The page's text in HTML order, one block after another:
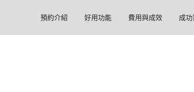
預約介紹 好用功能 費用與成效 成功